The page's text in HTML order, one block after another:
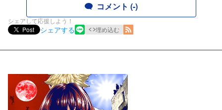
コメント (-)
シェアして応援しよう！
Post
シェアする 埋め込む